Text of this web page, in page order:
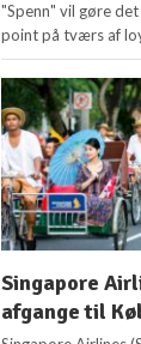
"Spenn" vil gøre
point på tværs af
Singapore
afgange til